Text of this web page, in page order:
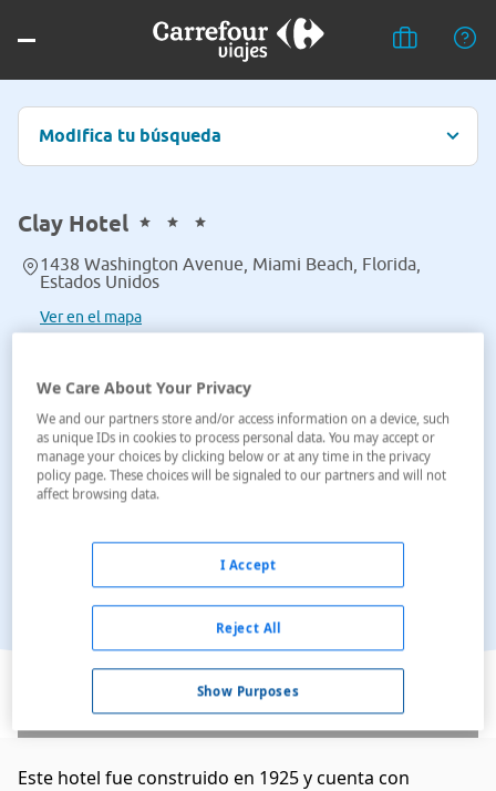
Modifica tu búsqueda
Clay Hotel
1438 Washington Avenue, Miami Beach, Florida,
Estados Unidos
Ver en el mapa
Este hotel fue construido en 1925 y cuenta con
We Care About Your Privacy
We and our partners store and/or access information on a device, such
as unique IDs in cookies to process personal data. You may accept or
manage your choices by clicking below or at any time in the privacy
policy page. These choices will be signaled to our partners and will not
affect browsing data.
Show Purposes
Reject All
I Accept